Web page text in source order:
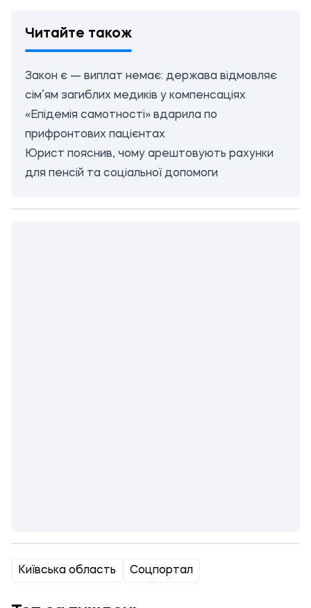
Читайте також
Закон є — виплат немає: держава відмовляє
сім’ям загиблих медиків у компенсаціях
«Епідемія самотності» вдарила по
прифронтових пацієнтах
Юрист пояснив, чому арештовують рахунки
для пенсій та соціальної допомоги
Київська область Соцпортал